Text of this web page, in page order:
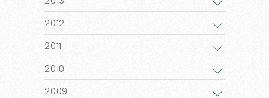
2012
2011
2010
2009